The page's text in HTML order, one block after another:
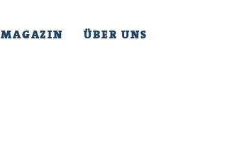
MAGAZIN ÜBER UNS